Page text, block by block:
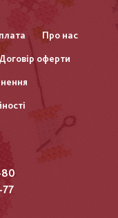
Про нас
Договір оферти